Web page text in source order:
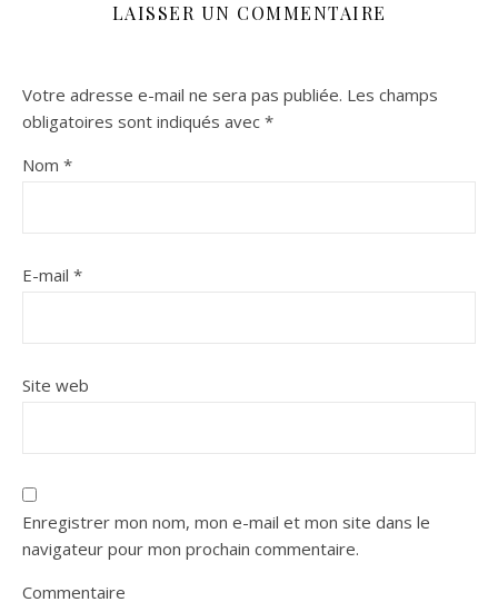
LAISSER UN COMMENTAIRE
Votre adresse e-mail ne sera pas publiée. Les champs
obligatoires sont indiqués avec *
Nom *
E-mail *
Site web
Enregistrer mon nom, mon e-mail et mon site dans le
navigateur pour mon prochain commentaire.
Commentaire